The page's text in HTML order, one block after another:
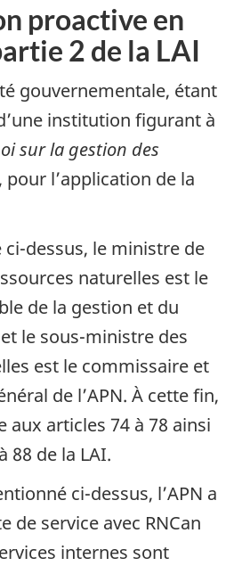
proactive en
2 de la LAI
gouvernementale, étant
institution figurant à
sur la gestion des
, pour l’application de la
dessus, le ministre de
naturelles est le
de la gestion et du
le sous-ministre des
est le commissaire et
de l’APN. À cette fin,
aux articles 74 à 78 ainsi
88 de la LAI.
ci-dessus, l’APN a
de service avec RNCan
internes sont